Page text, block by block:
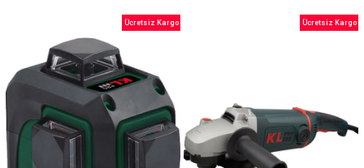
Ücretsiz Kargo Ücretsiz Kargo